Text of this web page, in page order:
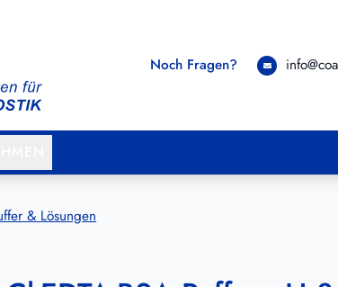
Noch Fragen?
& Lösungen